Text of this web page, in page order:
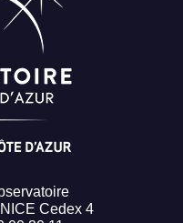
Cedex 4